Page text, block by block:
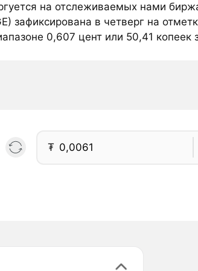
на отслеживаемых нами
зафиксирована в четверг на
0,607 цент или 50,41 копеек
₮